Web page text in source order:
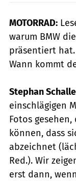
MOTORRAD:
warum BMW
präsentiert hat.
Wann kommt
Stephan
einschlägigen
Fotos
können, dass
abzeichnet
Red.). Wir
erst dann,